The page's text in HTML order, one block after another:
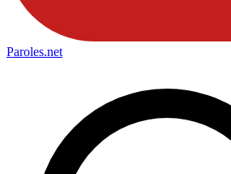
Paroles.net